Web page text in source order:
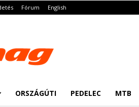
Fórum English
ORSZÁGÚTI PEDELEC MTB